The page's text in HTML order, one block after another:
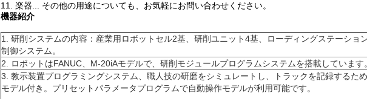
11. 楽器... その他の用途についても、お気軽にお問い合わせください。
機器紹介
1. 研削システムの内容：産業用ロボットセル2基、研削ユニット4基、ローディングステーション
制御システム。
2. ロボットはFANUC、M-20iAモデルで、研削モジュールプログラムシステムを搭載しています。
3. 教示装置プログラミングシステム、職人技の研磨をシミュレートし、トラックを記録するた
モデル付き。プリセットパラメータプログラムで自動操作モデルが利用可能です。